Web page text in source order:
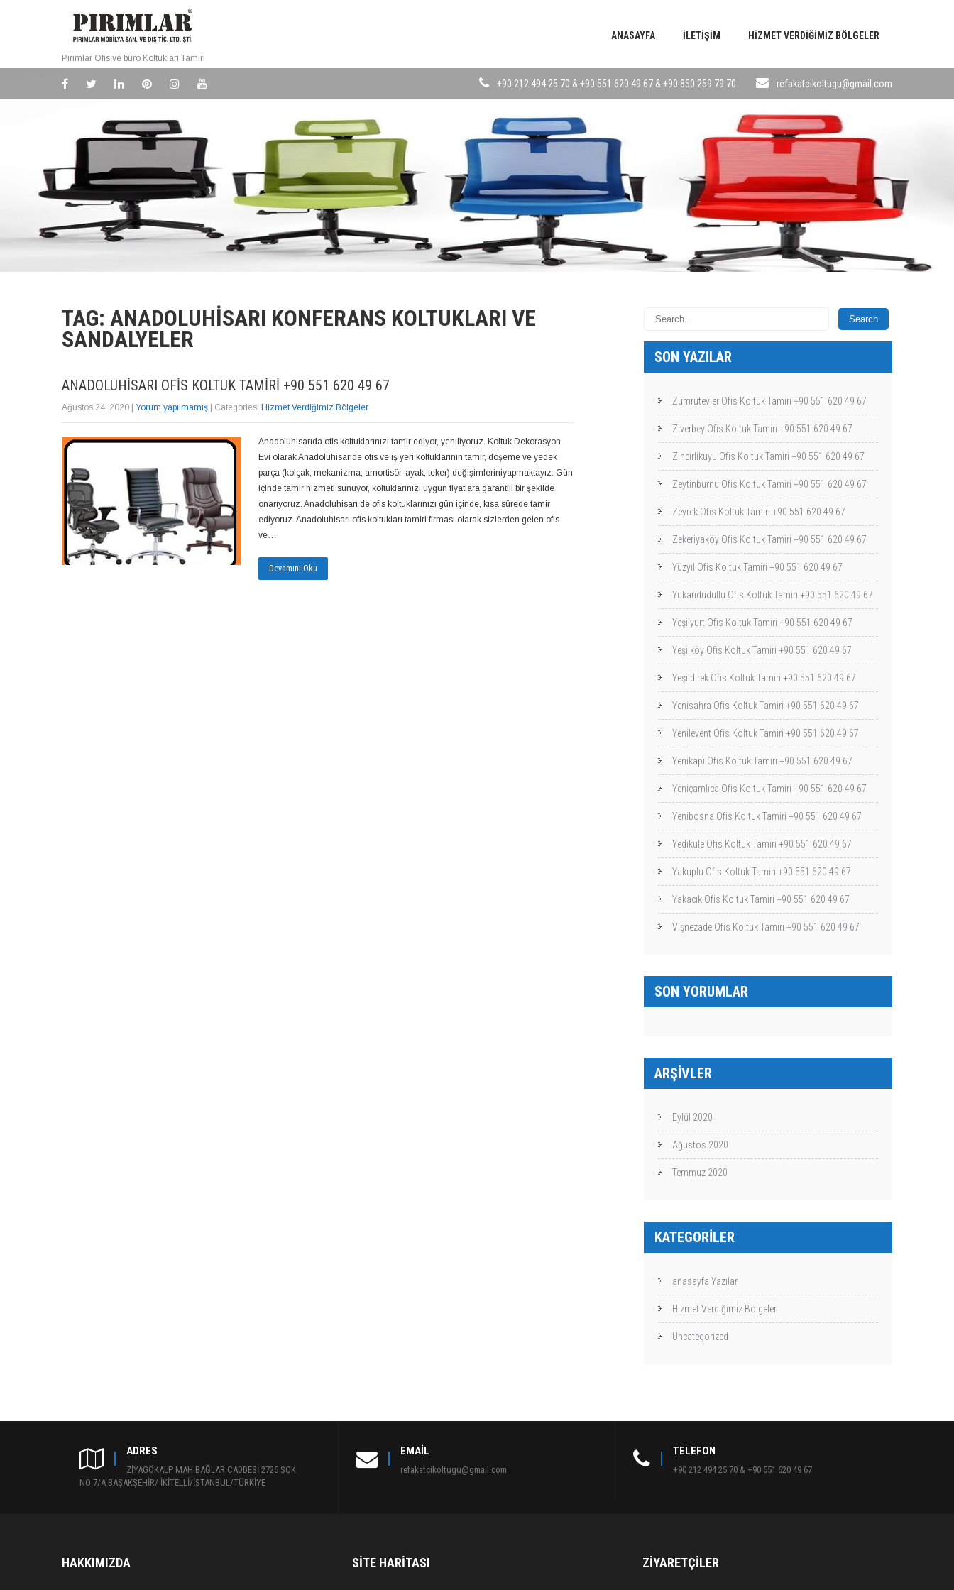
Pırımlar Ofis ve büro Koltukları Tamiri
ANASAYFA İLETIŞIM HIZMET VERDIĞIMIZ BÖLGELER
+90 212 494 25 70 & +90 551 620 49 67 & +90 850 259 79 70 refakatcikoltugu@gmail.com
TAG: ANADOLUHISARI KONFERANS KOLTUKLARI VE
SANDALYELER
ANADOLUHISARI OFIS KOLTUK TAMIRI +90 551 620 49 67
Ağustos 24, 2020 Yorum yapılmamış | Categories: Hizmet Verdiğimiz Bölgeler
Anadoluhisarıda ofis koltuklarınızı tamir ediyor, yeniliyoruz. Koltuk Dekorasyon
Evi olarak Anadoluhisarıde ofis ve iş yeri koltuklarının tamir, döşeme ve yedek
parça (kolçak, mekanizma, amortisör, ayak, teker) değişimleriniyapmaktayız. Gün
içinde tamir hizmeti sunuyor, koltuklarınızı uygun fiyatlara garantili bir şekilde
onarıyoruz. Anadoluhisarı de ofis koltuklarınızı gün içinde, kısa sürede tamir
ediyoruz. Anadoluhisarı ofis koltukları tamiri firması olarak sizlerden gelen ofis
ve…
Devamını Oku
SON YAZILAR
Zümrütevler Ofis Koltuk Tamiri +90 551 620 49 67
Ziverbey Ofis Koltuk Tamiri +90 551 620 49 67
Zincirlikuyu Ofis Koltuk Tamiri +90 551 620 49 67
Zeytinburnu Ofis Koltuk Tamiri +90 551 620 49 67
Zeyrek Ofis Koltuk Tamiri +90 551 620 49 67
Zekeriyaköy Ofis Koltuk Tamiri +90 551 620 49 67
Yüzyıl Ofis Koltuk Tamiri +90 551 620 49 67
Yukarıdudullu Ofis Koltuk Tamiri +90 551 620 49 67
Yeşilyurt Ofis Koltuk Tamiri +90 551 620 49 67
Yeşilköy Ofis Koltuk Tamiri +90 551 620 49 67
Yeşildirek Ofis Koltuk Tamiri +90 551 620 49 67
Yenisahra Ofis Koltuk Tamiri +90 551 620 49 67
Yenilevent Ofis Koltuk Tamiri +90 551 620 49 67
Yenikapı Ofis Koltuk Tamiri +90 551 620 49 67
Yeniçamlıca Ofis Koltuk Tamiri +90 551 620 49 67
Yenibosna Ofis Koltuk Tamiri +90 551 620 49 67
Yedikule Ofis Koltuk Tamiri +90 551 620 49 67
Yakuplu Ofis Koltuk Tamiri +90 551 620 49 67
Yakacık Ofis Koltuk Tamiri +90 551 620 49 67
Vişnezade Ofis Koltuk Tamiri +90 551 620 49 67
SON YORUMLAR
ARŞIVLER
Eylül 2020
Ağustos 2020
Temmuz 2020
KATEGORILER
anasayfa Yazılar
Hizmet Verdiğimiz Bölgeler
Uncategorized
ADRES
ZİYAGÖKALP MAH BAĞLAR CADDESİ 2725 SOK
NO:7/A BAŞAKŞEHİR/ İKİTELLİ/İSTANBUL/TÜRKİYE
EMAIL
refakatcikoltugu@gmail.com
TELEFON
+90 212 494 25 70 & +90 551 620 49 67
HAKKIMIZDA SITE HARITASI ZIYARETÇILER